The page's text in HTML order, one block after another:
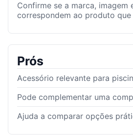
Confirme se a marca, imagem
correspondem ao produto
Prós
Acessório relevante para
Pode complementar uma
Ajuda a comparar opções